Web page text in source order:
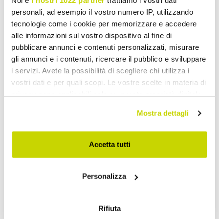
personali, ad esempio il vostro numero IP, utilizzando
tecnologie come i cookie per memorizzare e accedere
alle informazioni sul vostro dispositivo al fine di
pubblicare annunci e contenuti personalizzati, misurare
gli annunci e i contenuti, ricercare il pubblico e sviluppare
i servizi. Avete la possibilità di scegliere chi utilizza i
vostri dati e per quali scopi. Le vostre scelte in materia di
modificare o revocare il proprio consenso in qualsiasi
momento dalla Dichiarazione sui cookie o facendo clic
sull'icona di attivazione della privacy.
raccogliere informazioni sulla tua posizione
Identificare il tuo dispositivo, scansionandolo
Mostra dettagli
Accetta tutti
Personalizza
Rifiuta